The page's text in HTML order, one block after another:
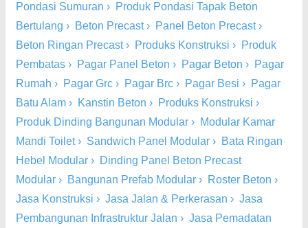
Pondasi Sumuran › Produk Pondasi Tapak Beton
Bertulang › Beton Precast› Panel Beton Precast›
Beton Ringan Precast› Produks Konstruksi › Produk
Pembatas › Pagar Panel Beton › Pagar Beton › Pagar
Rumah › Pagar Grc › Pagar Brc › Pagar Besi › Pagar
Batu Alam › Kanstin Beton › Produks Konstruksi ›
Produk Dinding Bangunan Modular › Modular Kamar
Mandi Toilet› Sandwich Panel Modular › Bata Ringan
Hebel Modular › Dinding Panel Beton Precast
Modular › Bangunan Prefab Modular › Roster Beton ›
Jasa Konstruksi › Jasa Jalan & Perkerasan › Jasa
Pembangunan Infrastruktur Jalan › Jasa Pemadatan